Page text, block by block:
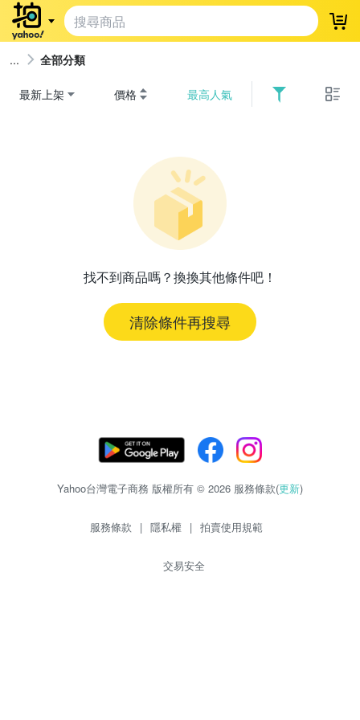
登
全部分類
最新上架 價格 最高人氣
找不到商品嗎？換換其他條件吧！
清除條件再搜尋
Yahoo台灣電子商務 版權所有 © 2026 服務條款(更新)
服務條款 | 隱私權 | 拍賣使用規範
交易安全